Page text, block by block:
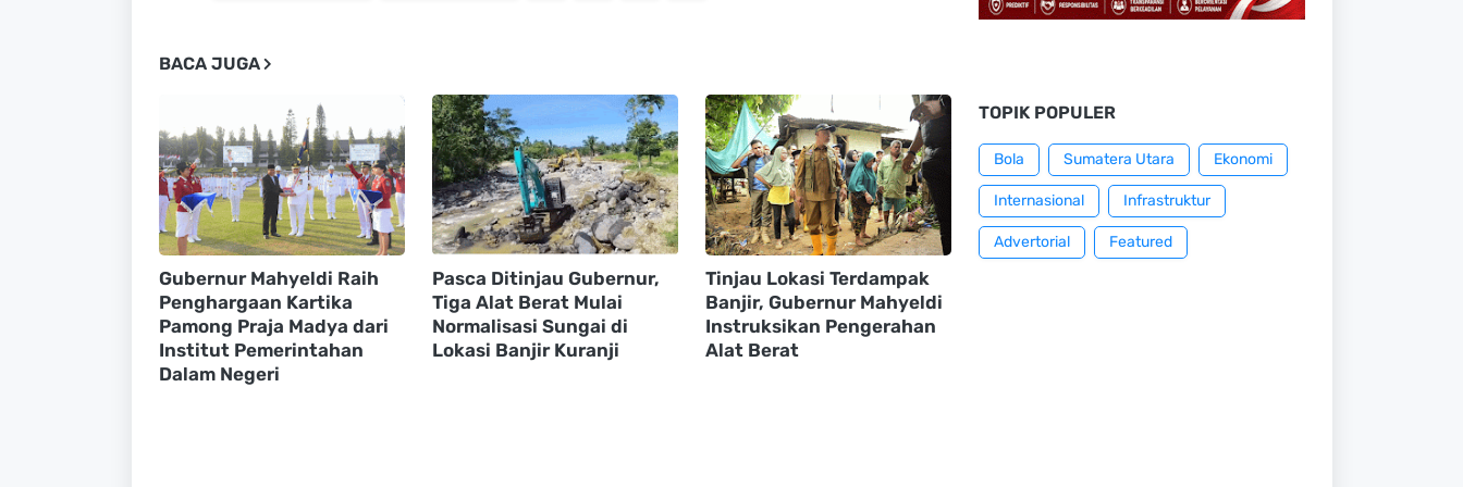
BACA JUGA
Gubernur Mahyeldi Raih
Penghargaan Kartika
Pamong Praja Madya dari
Institut Pemerintahan
Dalam Negeri
Pasca Ditinjau Gubernur,
Tiga Alat Berat Mulai
Normalisasi Sungai di
Lokasi Banjir Kuranji
Tinjau Lokasi Terdampak
Banjir, Gubernur Mahyeldi
Instruksikan Pengerahan
Alat Berat
TOPIK POPULER
Bola Sumatera Utara Ekonomi
Internasional Infrastruktur
Advertorial Featured